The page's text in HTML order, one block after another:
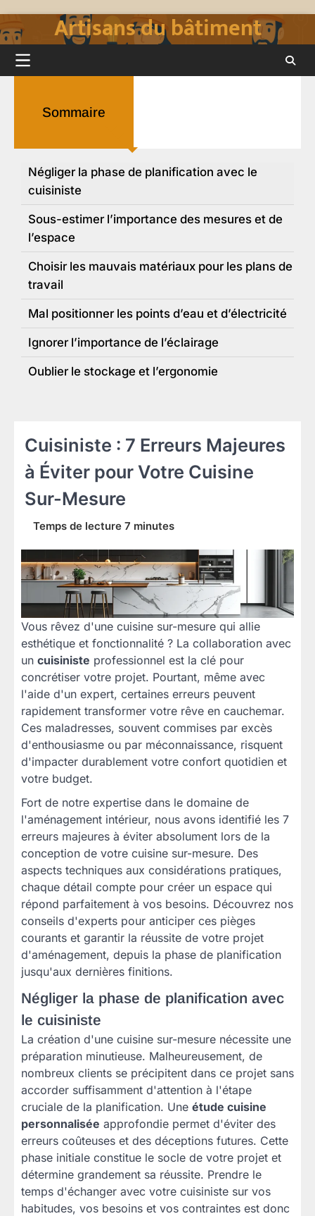
to
content
Artisans du bâtiment
Cuisiniste : 7 Erreurs Majeures
à Éviter pour Votre Cuisine
Sur-Mesure
Vous rêvez d'une cuisine sur-mesure qui allie
esthétique et fonctionnalité ? La collaboration avec
un cuisiniste professionnel est la clé pour
concrétiser votre projet. Pourtant, même avec
l'aide d'un expert, certaines erreurs peuvent
rapidement transformer votre rêve en cauchemar.
Ces maladresses, souvent commises par excès
d'enthousiasme ou par méconnaissance, risquent
d'impacter durablement votre confort quotidien et
votre budget.
Fort de notre expertise dans le domaine de
l'aménagement intérieur, nous avons identifié les 7
erreurs majeures à éviter absolument lors de la
conception de votre cuisine sur-mesure. Des
aspects techniques aux considérations pratiques,
chaque détail compte pour créer un espace qui
répond parfaitement à vos besoins. Découvrez nos
conseils d'experts pour anticiper ces pièges
courants et garantir la réussite de votre projet
d'aménagement, depuis la phase de planification
jusqu'aux dernières finitions.
Négliger la phase de planification avec
le cuisiniste
La création d'une cuisine sur-mesure nécessite une
préparation minutieuse. Malheureusement, de
nombreux clients se précipitent dans ce projet sans
accorder suffisamment d'attention à l'étape
cruciale de la planification. Une étude cuisine
personnalisée approfondie permet d'éviter des
erreurs coûteuses et des déceptions futures. Cette
phase initiale constitue le socle de votre projet et
détermine grandement sa réussite. Prendre le
temps d'échanger avec votre cuisiniste sur vos
habitudes, vos besoins et vos contraintes est donc
Sommaire
Négliger la phase de planification avec le
cuisiniste
Sous-estimer l’importance des mesures et de
l’espace
Choisir les mauvais matériaux pour les plans de
travail
Mal positionner les points d’eau et d’électricité
Ignorer l’importance de l’éclairage
Oublier le stockage et l’ergonomie